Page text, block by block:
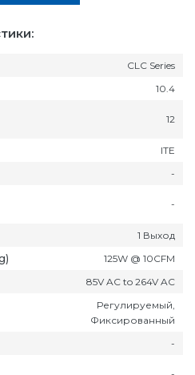
CLC Series
10.4
12
ITE
-
-
1 Выход
125W @ 10CFM
85V AC to 264V AC
Регулируемый,
Фиксированный
-